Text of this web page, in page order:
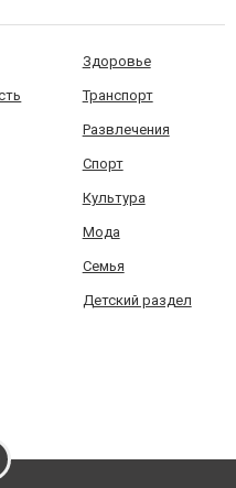
Здоровье
Транспорт
Развлечения
Спорт
Культура
Мода
Семья
Детский раздел